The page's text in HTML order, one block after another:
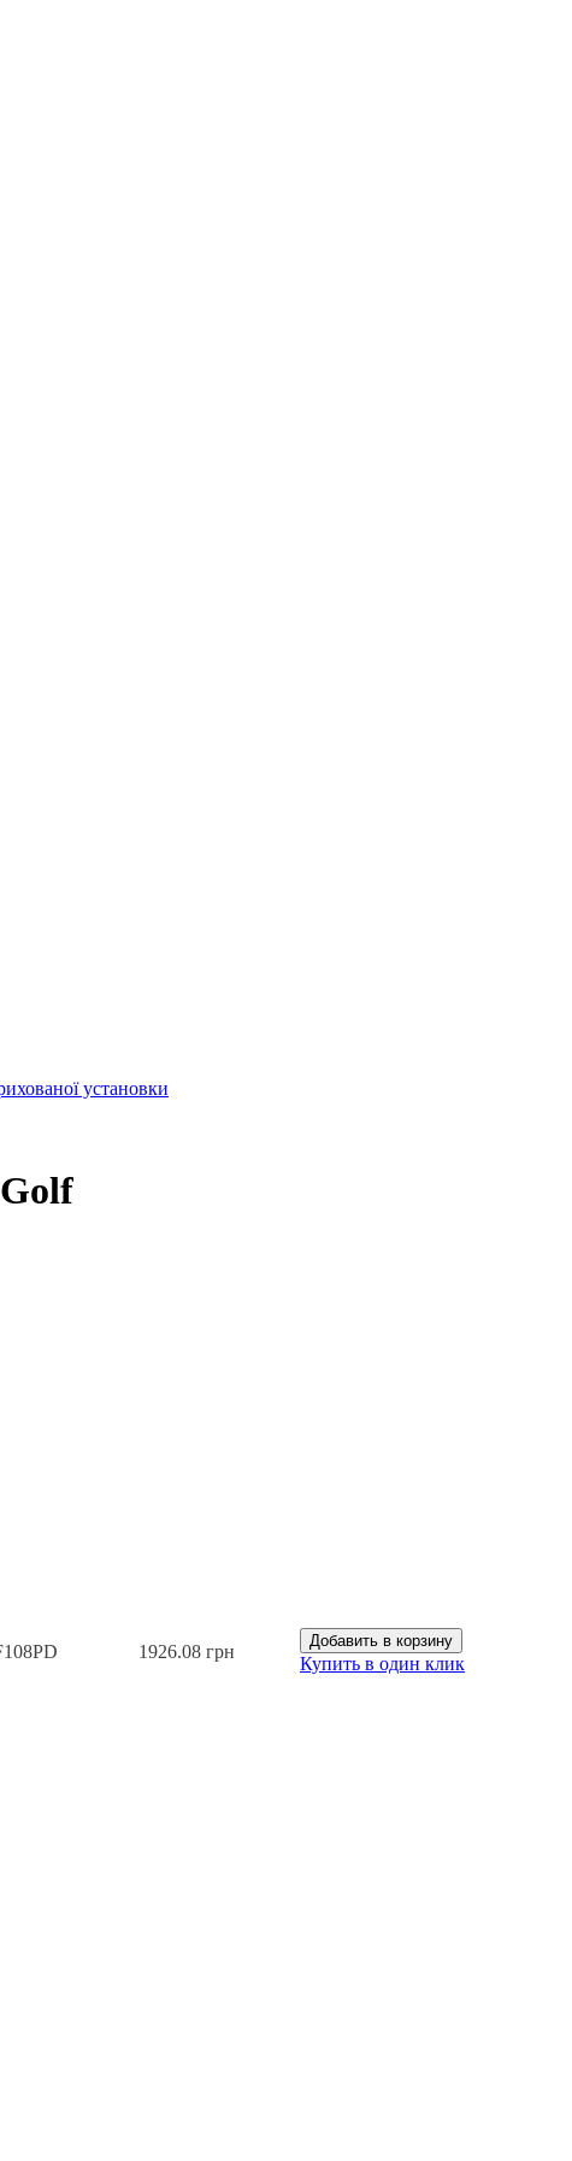
установки
1926.08 грн
Добавить в корзину
Купить в один клик